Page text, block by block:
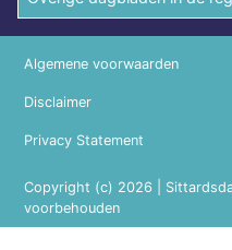
Copyright (c) 2026 |
voorbehouden
Algemene voorwaarden
Disclaimer
Privacy Statement